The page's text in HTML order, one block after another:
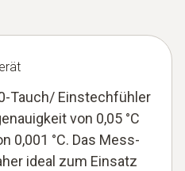
Tauch/ Einstechfühler
von 0,05 °C
0,001 °C. Das Mess-
ideal zum Einsatz